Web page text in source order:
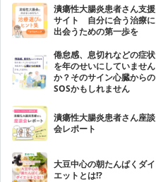
潰瘍性大腸炎患者さん支援
サイト 自分に合う治療に
出会うための第一歩を
倦怠感、息切れなどの症状
を年のせいにしていません
か？そのサイン心臓からの
SOSかもしれません
潰瘍性大腸炎患者さん座談
会レポート
大豆中心の朝たんぱくダイ
エットとは!?